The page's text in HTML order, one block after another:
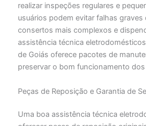
realizar inspeções regulares e
usuários podem evitar falhas graves
consertos mais complexos e
assistência técnica
de Goiás oferece pacotes de
preservar o bom funcionamento
Peças de Reposição e Garantia de
Uma boa assistência técnica